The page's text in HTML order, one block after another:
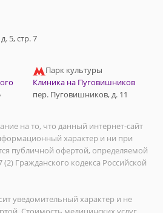
5, стр. 7
Парк культуры
Клиника на Пуговишников
пер. Пуговишников, д. 11
на то, что данный интернет-сайт
характер и ни при
публичной офертой, определяемой
Гражданского кодекса Российской
уведомительный характер и не